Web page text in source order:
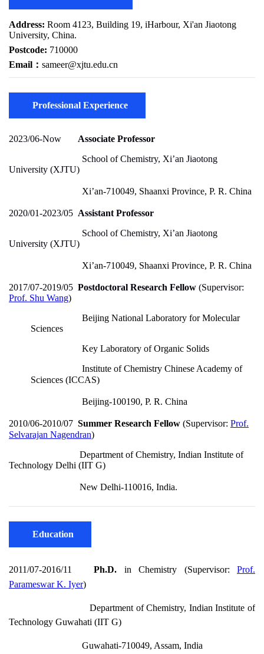
Professional Experience
Education